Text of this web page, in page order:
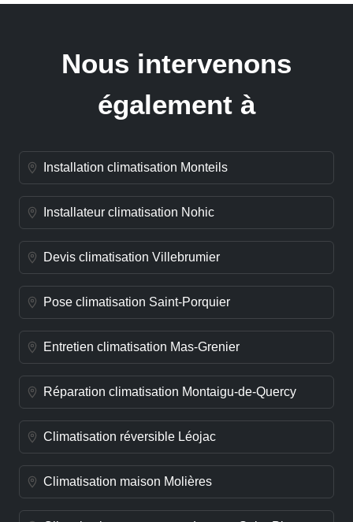
Nous intervenons
également à
Installation climatisation Monteils
Installateur climatisation Nohic
Devis climatisation Villebrumier
Pose climatisation Saint-Porquier
Entretien climatisation Mas-Grenier
Réparation climatisation Montaigu-de-Quercy
Climatisation réversible Léojac
Climatisation maison Molières